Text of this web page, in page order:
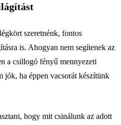
szeretnénk, fontos
is. Ahogyan nem segítenek az
a csillogó fényű mennyezeti
jók, ha éppen vacsorát készítünk
hogy mit csinálunk az adott